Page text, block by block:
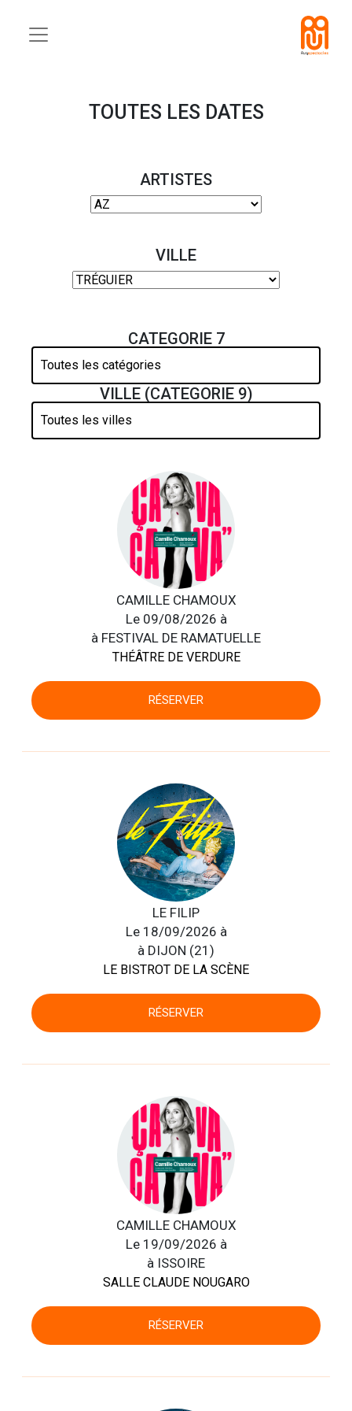
TOUTES LES DATES
ARTISTES
VILLE
CATEGORIE 7
VILLE (CATEGORIE 9)
CAMILLE CHAMOUX
Le 09/08/2026 à
à FESTIVAL DE RAMATUELLE
THÉÂTRE DE VERDURE
RÉSERVER
LE FILIP
Le 18/09/2026 à
à DIJON (21)
LE BISTROT DE LA SCÈNE
RÉSERVER
CAMILLE CHAMOUX
Le 19/09/2026 à
à ISSOIRE
SALLE CLAUDE NOUGARO
RÉSERVER